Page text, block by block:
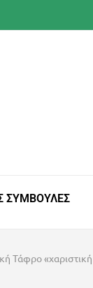
ΣΥΜΒΟΥΛΕΣ
Τάφρο